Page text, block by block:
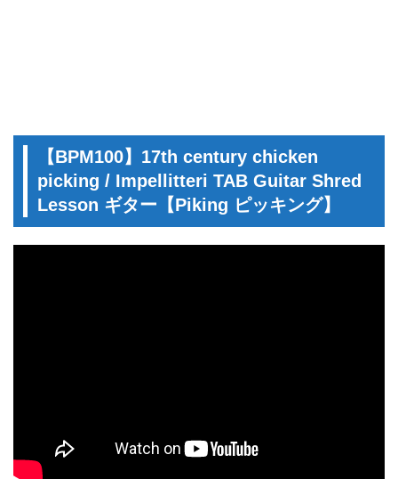
【BPM100】17th century chicken
picking / Impellitteri TAB Guitar Shred
Lesson ギター【Piking ピッキング】